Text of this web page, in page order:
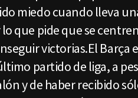
miedo cuando lleva
que pide que se
victorias.El Barça
partido de liga, a
y de haber recibido